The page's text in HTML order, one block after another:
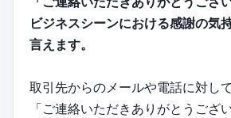
ビジネスシーンにおける感謝の気
言えます。
取引先からのメールや電話に対して
「ご連絡いただきありがとうござ